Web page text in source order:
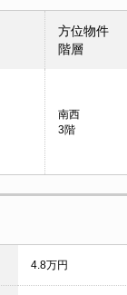
方位物件
階層
南西
3階
4.8万円